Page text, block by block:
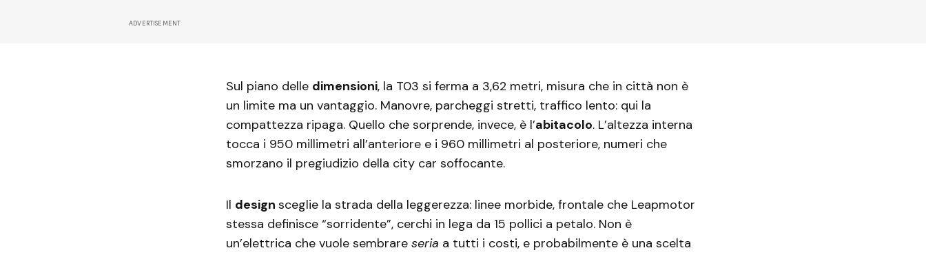
ADVERTISEMENT
Sul piano delle dimensioni, la T03 si ferma a 3,62 metri, misura che in città non è
un limite ma un vantaggio. Manovre, parcheggi stretti, traffico lento: qui la
compattezza ripaga. Quello che sorprende, invece, è l’abitacolo. L’altezza interna
tocca i 950 millimetri all’anteriore e i 960 millimetri al posteriore, numeri che
smorzano il pregiudizio della city car soffocante.
Il design sceglie la strada della leggerezza: linee morbide, frontale che Leapmotor
stessa definisce “sorridente”, cerchi in lega da 15 pollici a petalo. Non è
un’elettrica che vuole sembrare seria a tutti i costi, e probabilmente è una scelta